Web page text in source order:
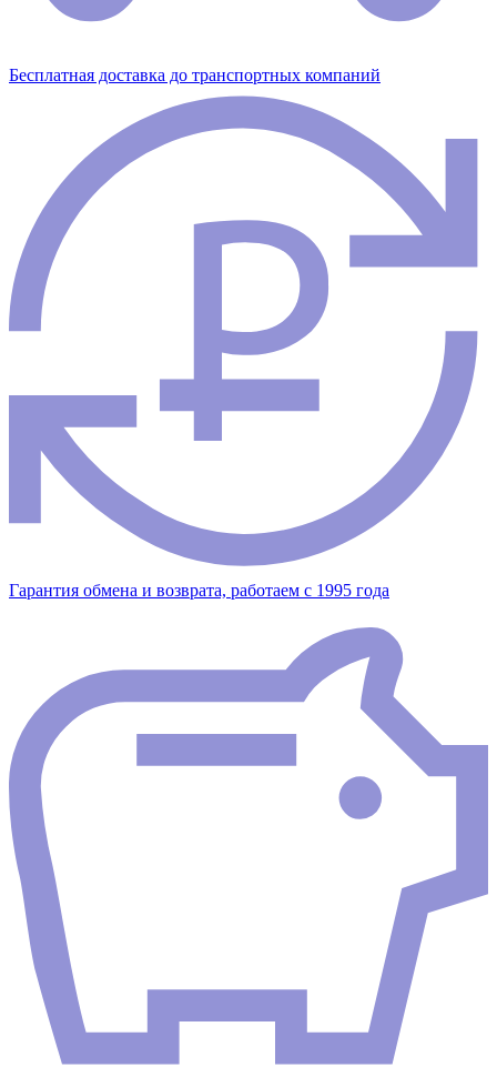
Бесплатная доставка до транспортных компаний
Гарантия обмена и возврата, работаем с 1995 года